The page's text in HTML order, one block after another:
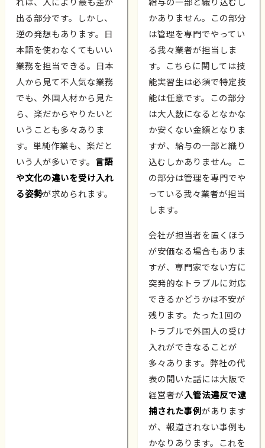
出る部分です。しかし、
逆の発想もあります。日
本語を使わなくてもいい
業務を担当できる。日本
人から見て不人気な業務
でも、外国人材から見た
ら、楽だからやりたいと
いうことも多々ありま
す。単純作業も、楽だと
いう人が多いです。 言語
や文化の違いを受け入れ
る姿勢が求められます。
かありません。この部分
は管理を専門でやってい
る我々業者が担当しま
す。こちらに関しては技
能実習生は必須で特定技
能は任意です。この部分
は大人数になるとなかな
か安くない金額となりま
すが、給与の一部と織り
込むしかありません。こ
の部分は管理を専門でや
っている我々業者が担当
します。
会社が担当者を置くほう
が安価なる場合もありま
すが、専門家でない方に
突発的なトラブルに対応
できるかどうかは不安が
残ります。たった1回の
トラブルで外国人の受け
入れができなることが
多々あります。弊社の代
表の聞いた話には大阪で
経営者が入管法違反で逮
捕された事例があります
が、報道されない事例も
かなりあります。これを